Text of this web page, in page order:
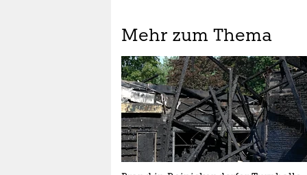
Mehr zum Thema